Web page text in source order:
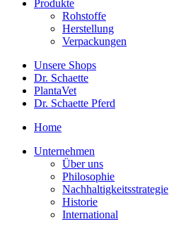
Produkte
Rohstoffe
Herstellung
Verpackungen
Unsere Shops
Dr. Schaette
PlantaVet
Dr. Schaette Pferd
Home
Unternehmen
Über uns
Philosophie
Nachhaltigkeitsstrategie
Historie
International